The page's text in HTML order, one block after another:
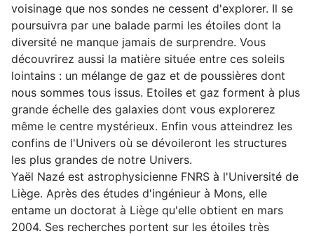
voisinage que nos sondes ne cessent d'explorer. Il se
poursuivra par une balade parmi les étoiles dont la
diversité ne manque jamais de surprendre. Vous
découvrirez aussi la matière située entre ces soleils
lointains : un mélange de gaz et de poussières dont
nous sommes tous issus. Etoiles et gaz forment à plus
grande échelle des galaxies dont vous explorerez
même le centre mystérieux. Enfin vous atteindrez les
confins de l'Univers où se dévoileront les structures
les plus grandes de notre Univers.
Yaël Nazé est astrophysicienne FNRS à l'Université de
Liège. Après des études d'ingénieur à Mons, elle
entame un doctorat à Liège qu'elle obtient en mars
2004. Ses recherches portent sur les étoiles très